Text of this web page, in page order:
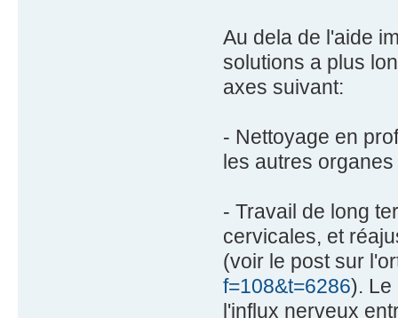
Au dela de l'aide
solutions a plus
axes suivant:
- Nettoyage en
les autres
- Travail de long
cervicales, et
(voir le post sur
f=108&t=6286). Le
l'influx nerveux